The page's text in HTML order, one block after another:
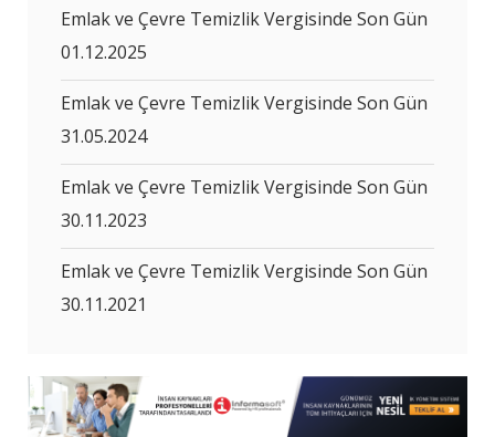
Emlak ve Çevre Temizlik Vergisinde Son Gün
01.12.2025
Emlak ve Çevre Temizlik Vergisinde Son Gün
31.05.2024
Emlak ve Çevre Temizlik Vergisinde Son Gün
30.11.2023
Emlak ve Çevre Temizlik Vergisinde Son Gün
30.11.2021